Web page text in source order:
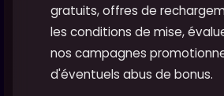
gratuits, offres de
les conditions de mise,
nos campagnes
d'éventuels abus de bonus.